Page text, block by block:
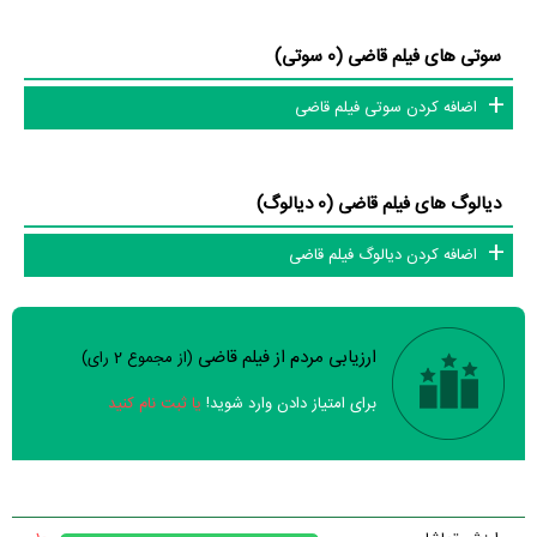
سوتی های فیلم قاضی (0 سوتی)
اضافه کردن سوتی فیلم قاضی
دیالوگ های فیلم قاضی (0 دیالوگ)
اضافه کردن دیالوگ فیلم قاضی
سوالات نظرسنجی ( 8 سوال)
خیر
ارزیابی مردم از فیلم قاضی (از مجموع 2 رای)
برای امتیاز دادن وارد شوید! یا ثبت نام کنید